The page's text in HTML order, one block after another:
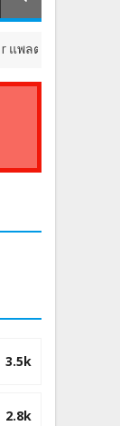
ลชั้นนำระดับโลก ป
3.5k
2.8k